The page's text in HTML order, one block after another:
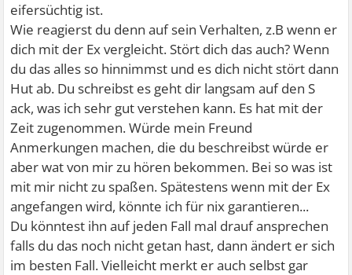
eifersüchtig ist.
Wie reagierst du denn auf sein Verhalten, z.B wenn er
dich mit der Ex vergleicht. Stört dich das auch? Wenn
du das alles so hinnimmst und es dich nicht stört dann
Hut ab. Du schreibst es geht dir langsam auf den S
ack, was ich sehr gut verstehen kann. Es hat mit der
Zeit zugenommen. Würde mein Freund
Anmerkungen machen, die du beschreibst würde er
aber wat von mir zu hören bekommen. Bei so was ist
mit mir nicht zu spaßen. Spätestens wenn mit der Ex
angefangen wird, könnte ich für nix garantieren...
Du könntest ihn auf jeden Fall mal drauf ansprechen
falls du das noch nicht getan hast, dann ändert er sich
im besten Fall. Vielleicht merkt er auch selbst gar